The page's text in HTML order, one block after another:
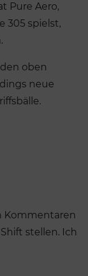
Pure Aero,
305 spielst,
oben
neue
Kommentaren
stellen. Ich